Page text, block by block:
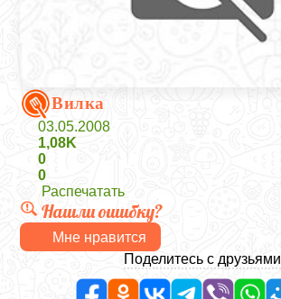
Вилка
03.05.2008
1,08K
0
0
Распечатать
Нашли ошибку?
Мне нравится
Поделитесь с друзьями